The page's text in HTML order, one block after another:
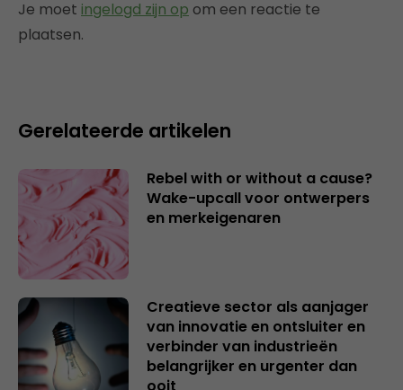
Je moet ingelogd zijn op om een reactie te
plaatsen.
Gerelateerde artikelen
Rebel with or without a cause?
Wake-upcall voor ontwerpers
en merkeigenaren
Creatieve sector als aanjager
van innovatie en ontsluiter en
verbinder van industrieën
belangrijker en urgenter dan
ooit